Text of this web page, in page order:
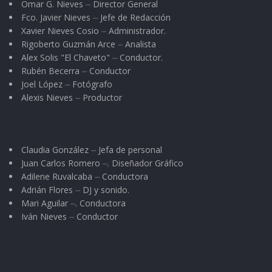
Omar G. Nieves ⏤ Director General
Fco. Javier Nieves ⏤ Jefe de Redacción
Xavier Nieves Cosio ⏤ Administrador.
Rigoberto Guzmán Arce ⏤ Analista
Alex Solis "El Chaveto" ⏤ Conductor.
Rubén Becerra ⏤ Conductor
Joel López ⏤ Fotógrafo
Alexis Nieves ⏤ Productor
Claudia González ⏤ Jefa de personal
Juan Carlos Romero ⏤. Diseñador Gráfico
Adilene Ruvalcaba ⏤ Conductora
Adrián Flores ⏤ DJ y sonido.
Mari Aguilar ⏤. Conductora
Iván Nieves ⏤ Conductor